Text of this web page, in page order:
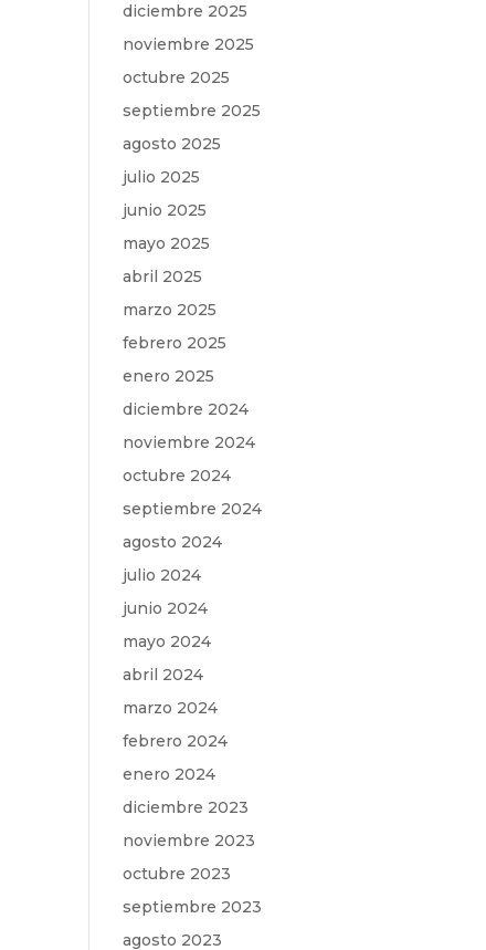
diciembre 2025
noviembre 2025
octubre 2025
septiembre 2025
agosto 2025
julio 2025
junio 2025
mayo 2025
abril 2025
marzo 2025
febrero 2025
enero 2025
diciembre 2024
noviembre 2024
octubre 2024
septiembre 2024
agosto 2024
julio 2024
junio 2024
mayo 2024
abril 2024
marzo 2024
febrero 2024
enero 2024
diciembre 2023
noviembre 2023
octubre 2023
septiembre 2023
agosto 2023